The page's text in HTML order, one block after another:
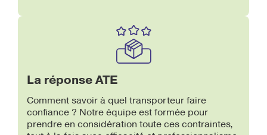
La réponse ATE
Comment savoir à quel transporteur faire
confiance ? Notre équipe est formée pour
prendre en considération toute ces contraintes,